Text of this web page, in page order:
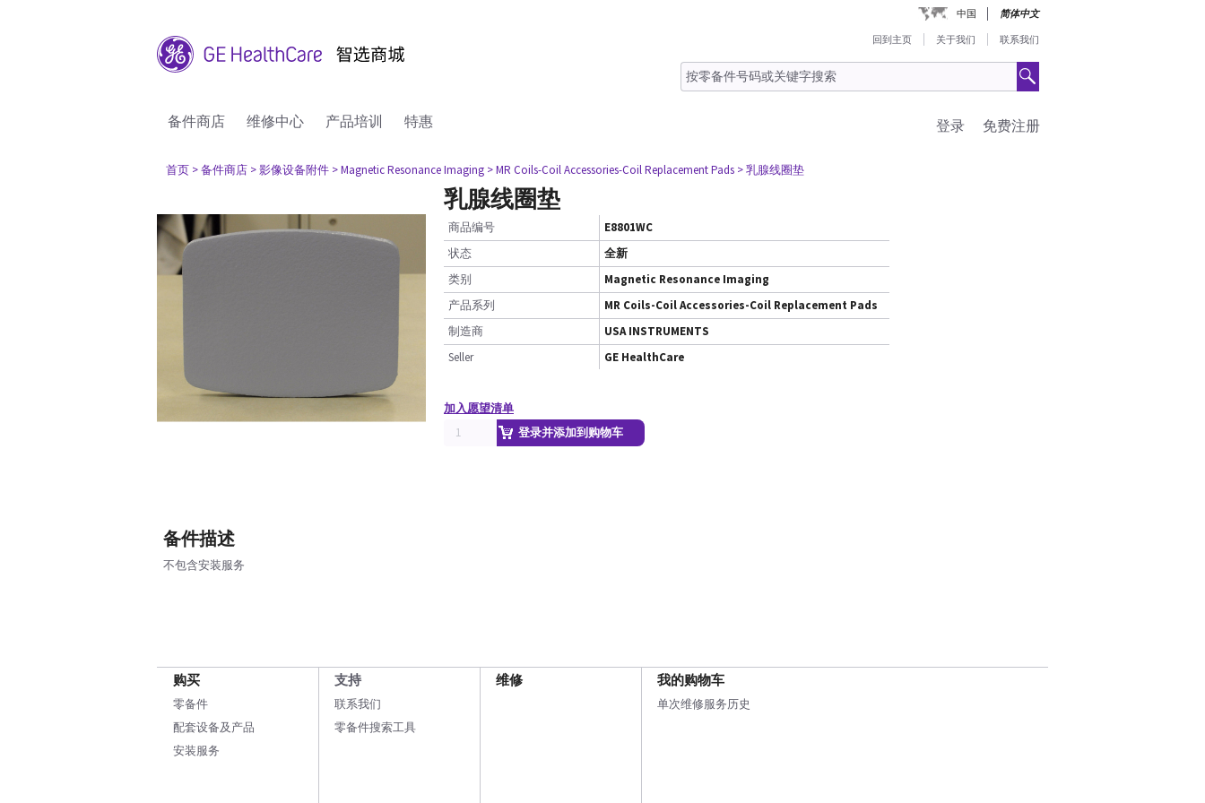
中国 简体中文
回到主页 关于我们 联系我们
备件商店 维修中心 产品培训 特惠 免费注册
登录
首页 > 备件商店 > 影像设备附件 > Magnetic Resonance Imaging > MR Coils-Coil Accessories-Coil Replacement Pads > 乳腺线圈垫
乳腺线圈垫
商品编号
E8801WC
状态
全新
类别
Magnetic Resonance Imaging
产品系列
MR Coils-Coil Accessories-Coil Replacement Pads
制造商
USA INSTRUMENTS
Seller
GE HealthCare
加入愿望清单
登录并添加到购物车
备件描述
不包含安装服务
购买
零备件
配套设备及产品
安装服务
支持
联系我们
零备件搜索工具
维修 我的购物车
单次维修服务历史